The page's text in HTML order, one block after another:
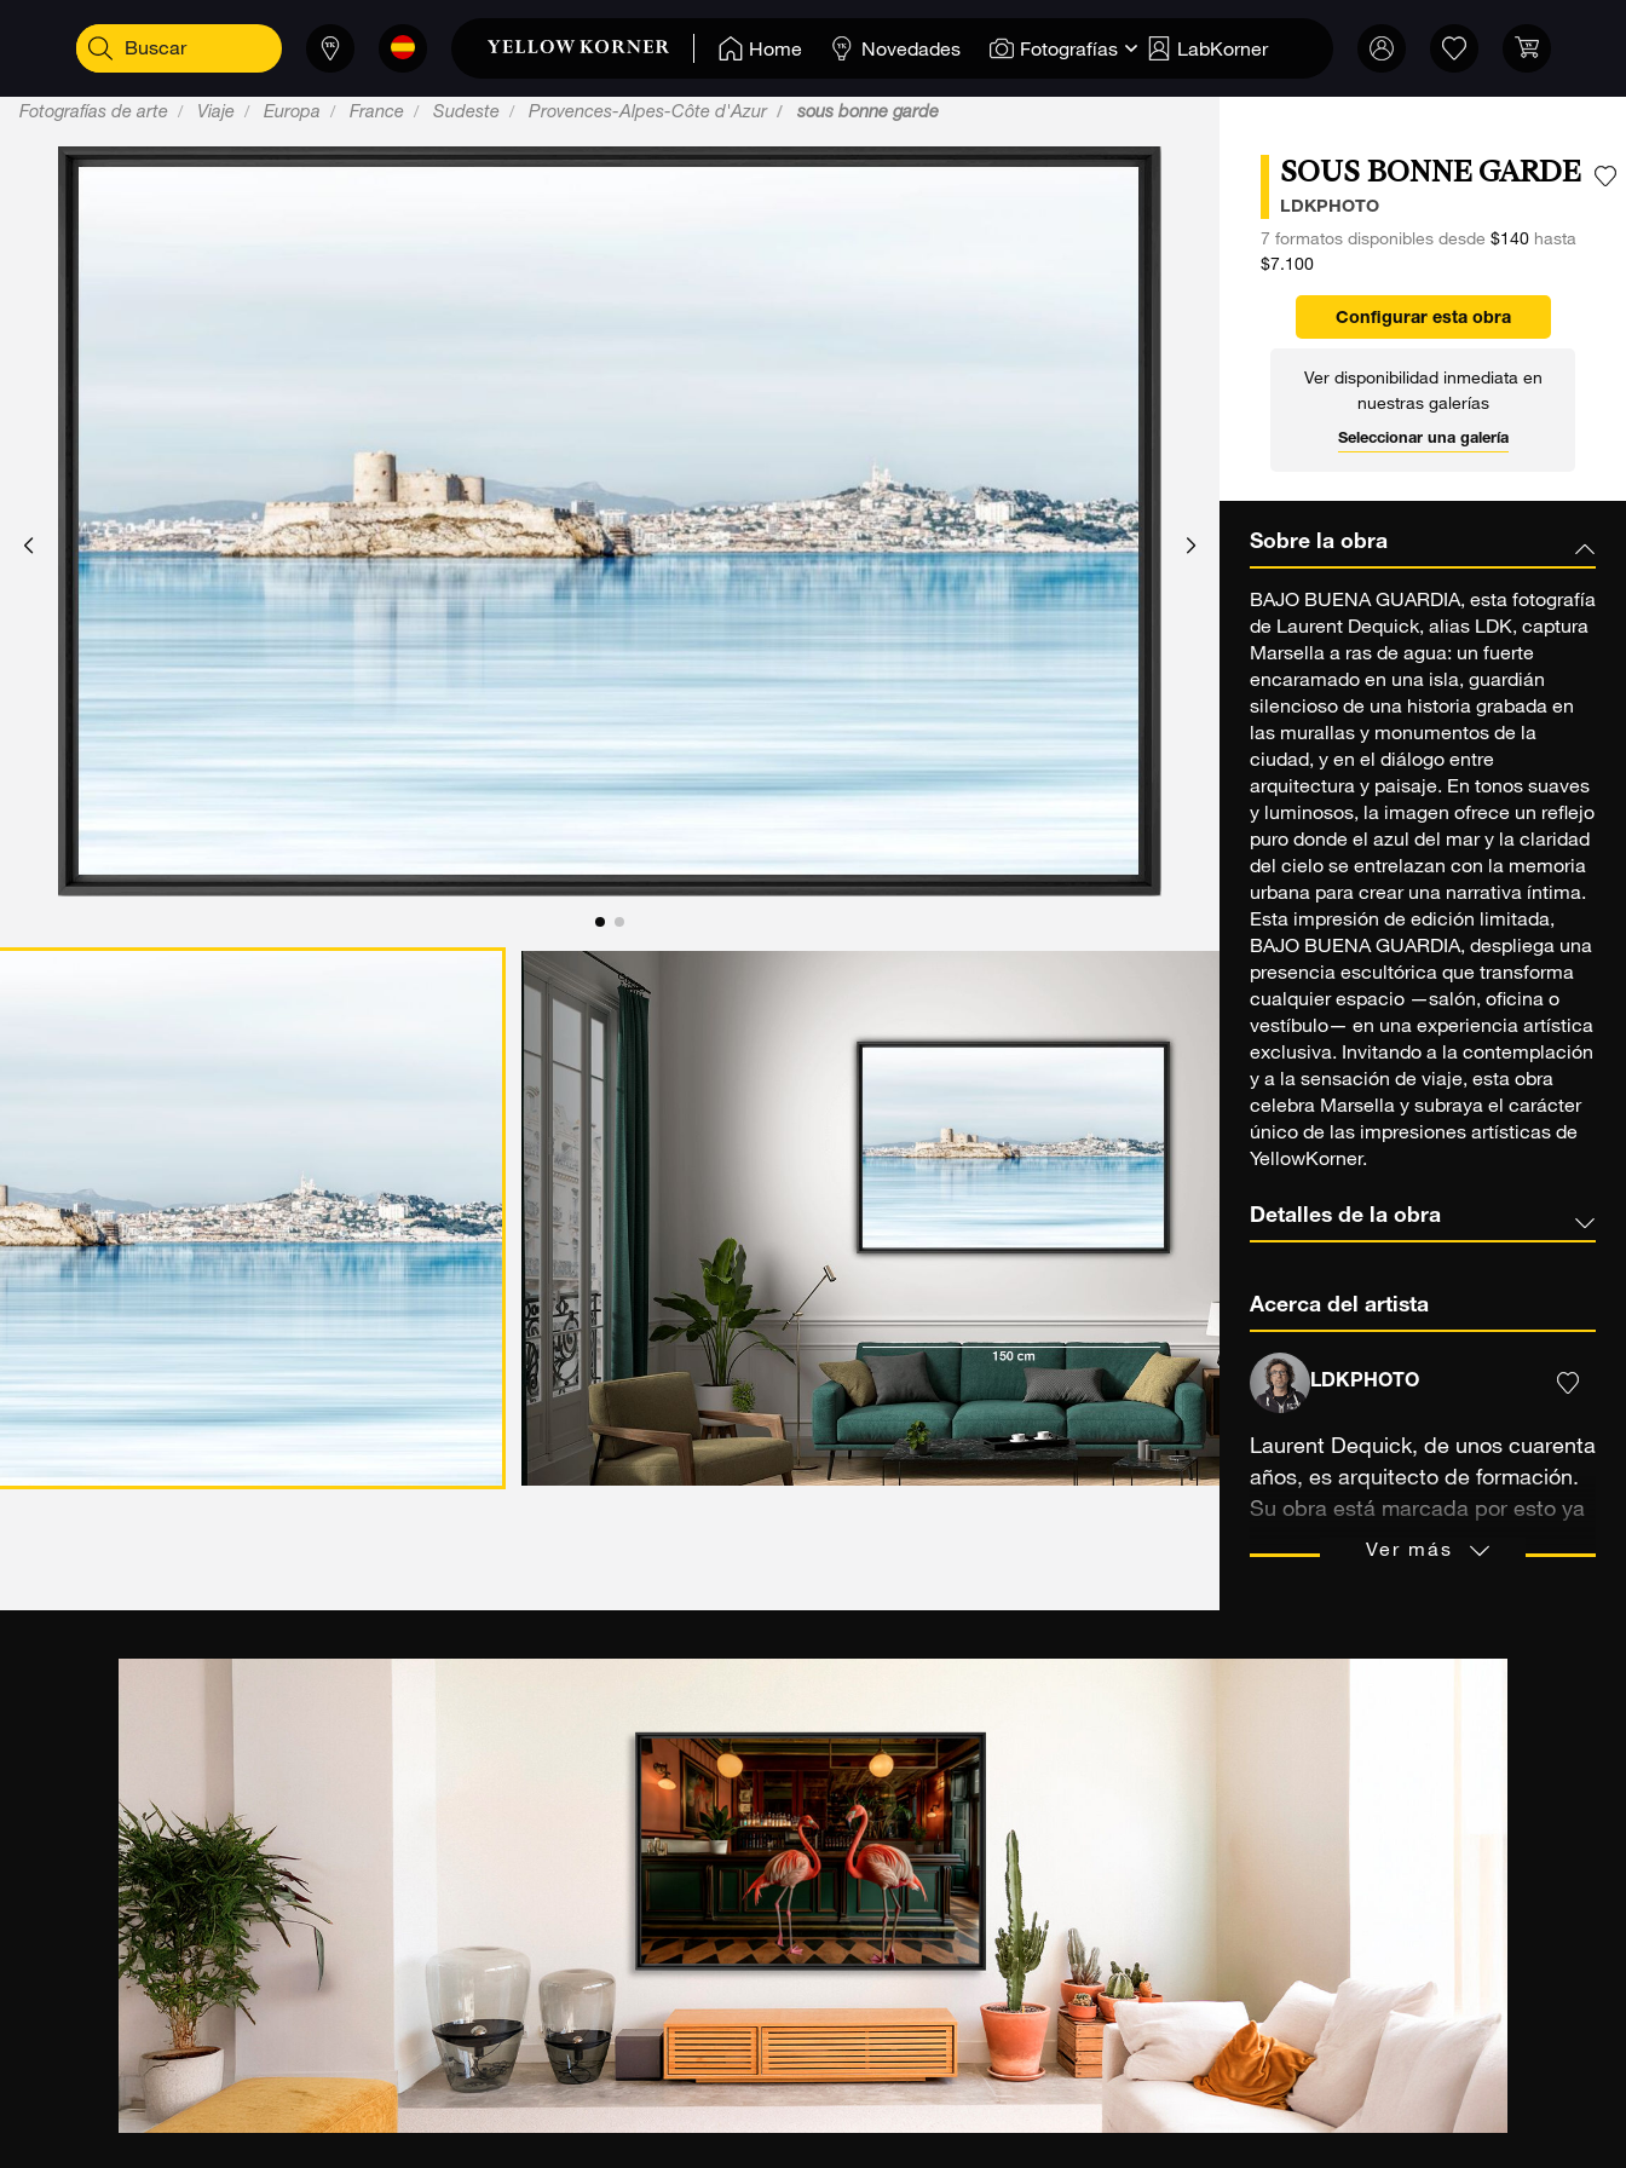
Home Novedades Fotografías LabKorner
Fotografías de arte Viaje Europa France Sudeste Provences-Alpes-Côte d'Azur sous bonne garde
SOUS BONNE GARDE
LDKPHOTO
7 formatos disponibles desde $140hasta
$7.100
Configurar esta obra
Ver disponibilidad inmediata en
nuestras galerías
Seleccionar una galería
Sobre la obra
BAJO BUENA GUARDIA, esta fotografía
de Laurent Dequick, alias LDK, captura
Marsella a ras de agua: un fuerte
encaramado en una isla, guardián
silencioso de una historia grabada en
las murallas y monumentos de la
ciudad, y en el diálogo entre
arquitectura y paisaje. En tonos suaves
y luminosos, la imagen ofrece un reflejo
puro donde el azul del mar y la claridad
del cielo se entrelazan con la memoria
urbana para crear una narrativa íntima.
Esta impresión de edición limitada,
BAJO BUENA GUARDIA, despliega una
presencia escultórica que transforma
cualquier espacio —salón, oficina o
vestíbulo— en una experiencia artística
exclusiva. Invitando a la contemplación
y a la sensación de viaje, esta obra
celebra Marsella y subraya el carácter
único de las impresiones artísticas de
YellowKorner.
Detalles de la obra
Acerca del artista
LDKPHOTO
Laurent Dequick, de unos cuarenta
años, es arquitecto de formación.
Su obra está marcada por esto ya
que es principalmente una
puede capturarlos todos.
¿Deberíamos entonces tomar
decisiones? No lo creo, no lo
quiero”. Para traducir en imágenes
esta “congestión” de la vida
Ver más